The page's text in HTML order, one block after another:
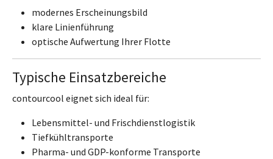
modernes Erscheinungsbild
klare Linienführung
optische Aufwertung Ihrer Flotte
Typische Einsatzbereiche
contourcool eignet sich ideal für:
Lebensmittel- und Frischdienstlogistik
Tiefkühltransporte
Pharma- und GDP-konforme Transporte